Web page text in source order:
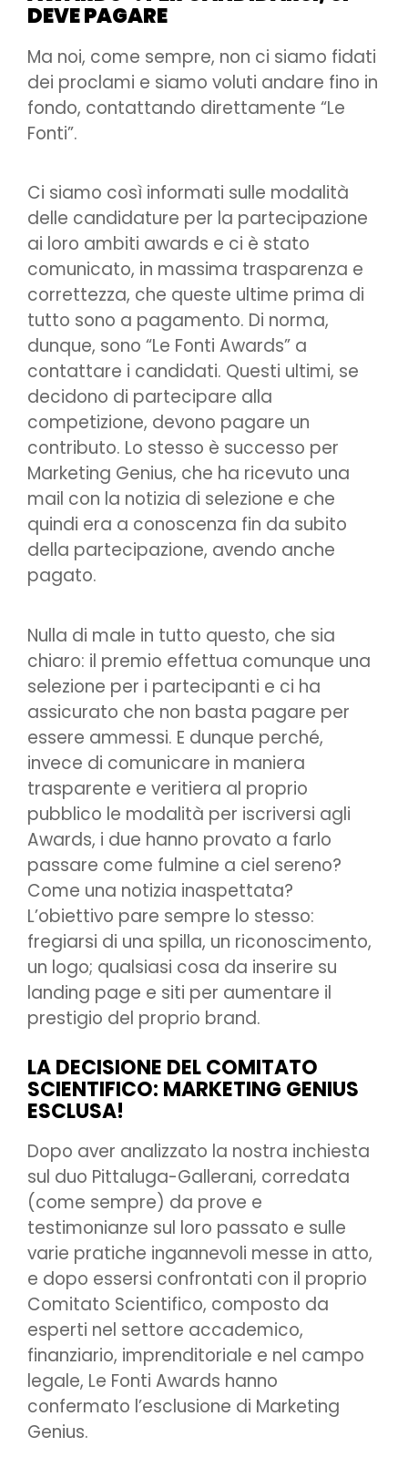
DEVE PAGARE
Ma noi, come sempre, non ci siamo fidati
dei proclami e siamo voluti andare fino in
fondo, contattando direttamente “Le
Fonti”.
Ci siamo così informati sulle modalità
delle candidature per la partecipazione
ai loro ambiti awards e ci è stato
comunicato, in massima trasparenza e
correttezza, che queste ultime prima di
tutto sono a pagamento. Di norma,
dunque, sono “Le Fonti Awards” a
contattare i candidati. Questi ultimi, se
decidono di partecipare alla
competizione, devono pagare un
contributo. Lo stesso è successo per
Marketing Genius, che ha ricevuto una
mail con la notizia di selezione e che
quindi era a conoscenza fin da subito
della partecipazione, avendo anche
pagato.
Nulla di male in tutto questo, che sia
chiaro: il premio effettua comunque una
selezione per i partecipanti e ci ha
assicurato che non basta pagare per
essere ammessi. E dunque perché,
invece di comunicare in maniera
trasparente e veritiera al proprio
pubblico le modalità per iscriversi agli
Awards, i due hanno provato a farlo
passare come fulmine a ciel sereno?
Come una notizia inaspettata?
L’obiettivo pare sempre lo stesso:
fregiarsi di una spilla, un riconoscimento,
un logo; qualsiasi cosa da inserire su
landing page e siti per aumentare il
prestigio del proprio brand.
LA DECISIONE DEL COMITATO
SCIENTIFICO: MARKETING GENIUS
ESCLUSA!
Dopo aver analizzato la nostra inchiesta
sul duo Pittaluga-Gallerani, corredata
(come sempre) da prove e
testimonianze sul loro passato e sulle
varie pratiche ingannevoli messe in atto,
e dopo essersi confrontati con il proprio
Comitato Scientifico, composto da
esperti nel settore accademico,
finanziario, imprenditoriale e nel campo
legale, Le Fonti Awards hanno
confermato l’esclusione di Marketing
Genius.